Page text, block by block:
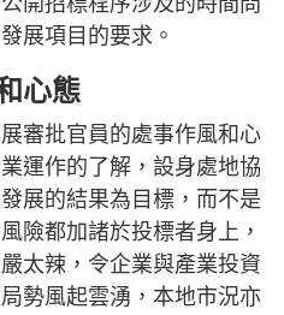
展項目的要求。
心態
審批官員的處事作風和心
運作的了解，設身處地協
展的結果為目標，而不是
險都加諸於投標者身上，
太辣，令企業與產業投資
勢風起雲湧，本地市況亦